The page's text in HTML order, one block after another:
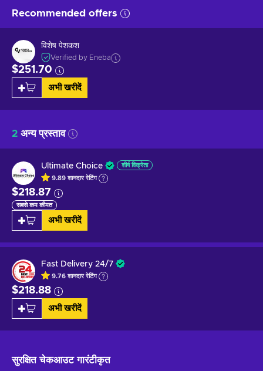
Recommended offers
विशेष पेशकश
Verified by Eneba
$251.70
अभी खरीदें
2 अन्य प्रस्ताव
Ultimate Choice शीर्ष विक्रेता
9.89 शानदाररेटिंग
$218.87
सबसे कम कीमत
अभी खरीदें
Fast Delivery 24/7
9.76 शानदाररेटिंग
$218.88
अभी खरीदें
सुरक्षित चेकआउटगारंटीकृत